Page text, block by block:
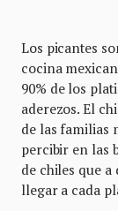
Los picantes
cocina
90% de los
aderezos. El
de las familias
percibir en las
de chiles que a
llegar a cada